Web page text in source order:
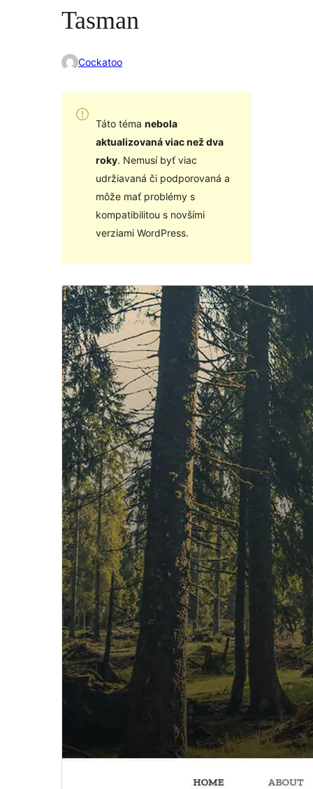
Tasman
Cockatoo
Táto téma nebola
aktualizovaná viac než dva
roky. Nemusí byť viac
udržiavaná či podporovaná a
môže mať problémy s
kompatibilitou s novšími
verziami WordPress.